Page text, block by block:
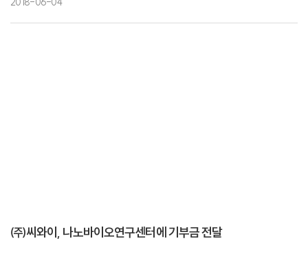
㈜씨와이, 나노바이오연구센터에 기부금 전달